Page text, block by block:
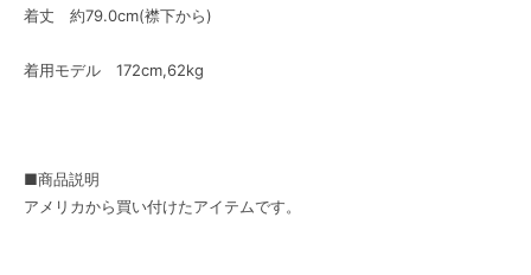
着丈 約79.0cm(襟下から)
着用モデル 172cm,62kg
■商品説明
アメリカから買い付けたアイテムです。